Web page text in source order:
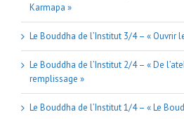
Karmapa »
Le Bouddha de l’Institut 3/4 – « Ouvrir
Le Bouddha de l’Institut 2/4 – « De
remplissage »
Le Bouddha de l’Institut 1/4 – « Le